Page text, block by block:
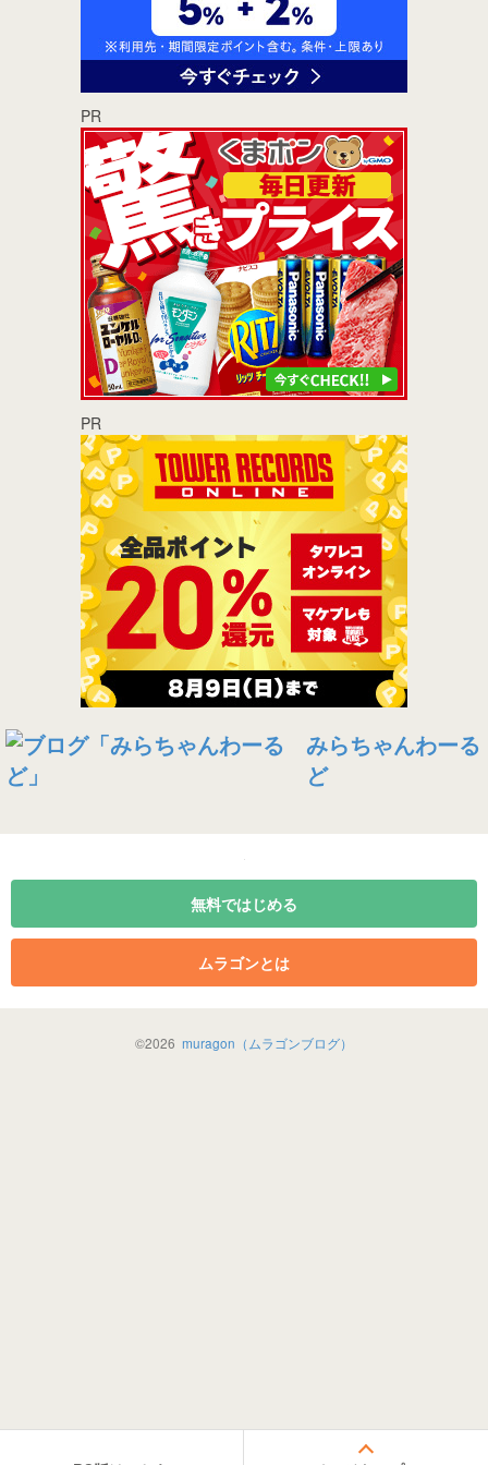
PR
PR
みらちゃんわーる
ど
無料ではじめる
ムラゴンとは
©2026 muragon（ムラゴンブログ）